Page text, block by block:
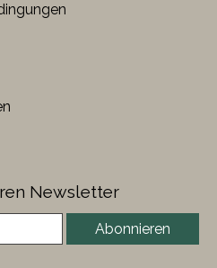
Newsletter
Abonnieren